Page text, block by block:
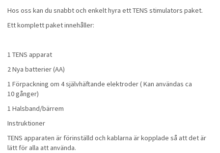
Hos oss kan du snabbt och enkelt hyra ett TENS stimulators paket.
Ett komplett paket innehåller:
1 TENS apparat
2 Nya batterier (AA)
1 Förpackning om 4 självhäftande elektroder ( Kan användas ca
10 gånger)
1 Halsband/bärrem
Instruktioner
TENS apparaten är förinställd och kablarna är kopplade så att det är
lätt för alla att använda.